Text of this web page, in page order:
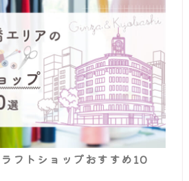
フトショップおすすめ10